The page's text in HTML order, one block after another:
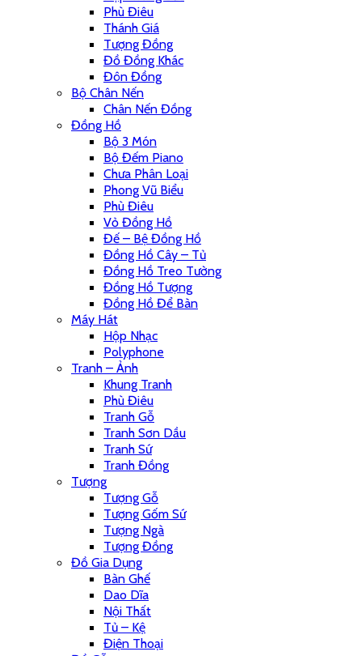
Phù Điêu
Thánh Giá
Tượng Đồng
Đồ Đồng Khác
Đôn Đồng
Bộ Chân Nến
Chân Nến Đồng
Đồng Hồ
Bộ 3 Món
Bộ Đếm Piano
Chưa Phân Loại
Phong Vũ Biểu
Phù Điêu
Vỏ Đồng Hồ
Đế – Bệ Đồng Hồ
Đồng Hồ Cây – Tủ
Đồng Hồ Treo Tường
Đồng Hồ Tượng
Đồng Hồ Để Bàn
Máy Hát
Hộp Nhạc
Polyphone
Tranh – Ảnh
Khung Tranh
Phù Điêu
Tranh Gỗ
Tranh Sơn Dầu
Tranh Sứ
Tranh Đồng
Tượng
Tượng Gỗ
Tượng Gốm Sứ
Tượng Ngà
Tượng Đồng
Đồ Gia Dụng
Bàn Ghế
Dao Dĩa
Nội Thất
Tủ – Kệ
Điện Thoại